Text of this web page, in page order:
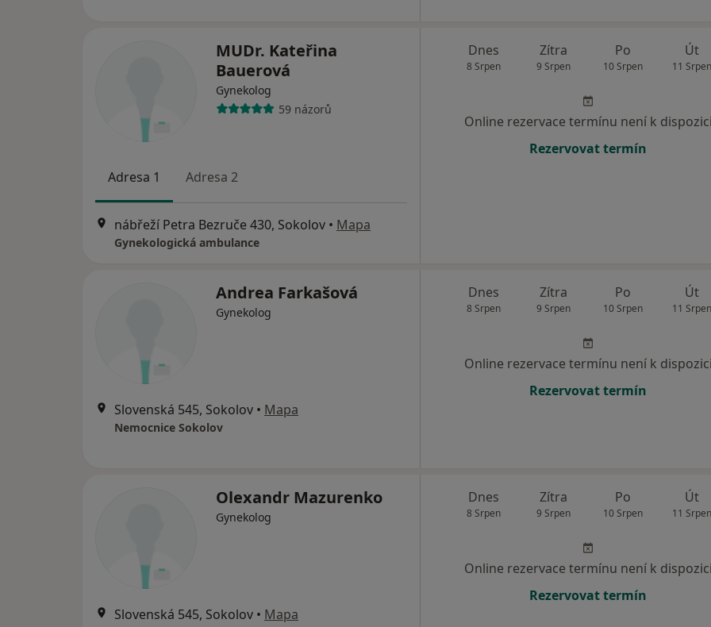
MUDr. Kateřina
Bauerová
Gynekolog
59 názorů
Adresa 1 Adresa 2
nábřeží Petra Bezruče 430, Sokolov • Mapa
Gynekologická ambulance
Dnes
8 Srpen
Zítra
9 Srpen
Po
10 Srpen
Út
11 Srpen
Online rezervace termínu není k dispozici
Rezervovat termín
Andrea Farkašová
Gynekolog
Slovenská 545, Sokolov • Mapa
Nemocnice Sokolov
Dnes
8 Srpen
Zítra
9 Srpen
Po
10 Srpen
Út
11 Srpen
Online rezervace termínu není k dispozici
Rezervovat termín
Olexandr Mazurenko
Gynekolog
Slovenská 545, Sokolov • Mapa
Dnes
8 Srpen
Zítra
9 Srpen
Po
10 Srpen
Út
11 Srpen
Online rezervace termínu není k dispozici
Rezervovat termín